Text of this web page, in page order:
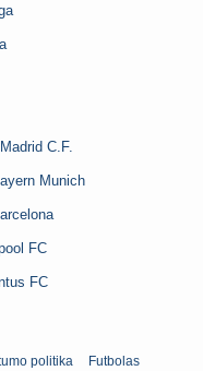
C.F.
Munich
FC
FC
politika Futbolas